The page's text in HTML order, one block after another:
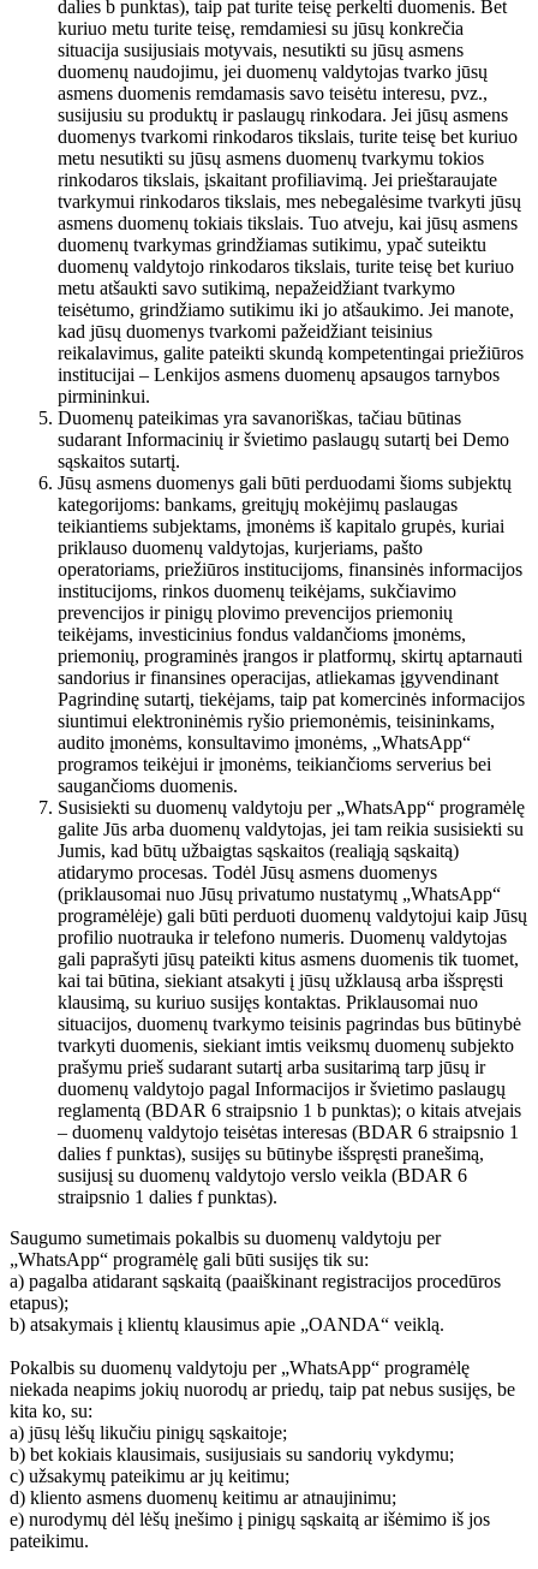
dalies b punktas), taip pat turite teisę perkelti duomenis. Bet
kuriuo metu turite teisę, remdamiesi su jūsų konkrečia
situacija susijusiais motyvais, nesutikti su jūsų asmens
duomenų naudojimu, jei duomenų valdytojas tvarko jūsų
asmens duomenis remdamasis savo teisėtu interesu, pvz.,
susijusiu su produktų ir paslaugų rinkodara. Jei jūsų asmens
duomenys tvarkomi rinkodaros tikslais, turite teisę bet kuriuo
metu nesutikti su jūsų asmens duomenų tvarkymu tokios
rinkodaros tikslais, įskaitant profiliavimą. Jei prieštaraujate
tvarkymui rinkodaros tikslais, mes nebegalėsime tvarkyti jūsų
asmens duomenų tokiais tikslais. Tuo atveju, kai jūsų asmens
duomenų tvarkymas grindžiamas sutikimu, ypač suteiktu
duomenų valdytojo rinkodaros tikslais, turite teisę bet kuriuo
metu atšaukti savo sutikimą, nepažeidžiant tvarkymo
teisėtumo, grindžiamo sutikimu iki jo atšaukimo. Jei manote,
kad jūsų duomenys tvarkomi pažeidžiant teisinius
reikalavimus, galite pateikti skundą kompetentingai priežiūros
institucijai – Lenkijos asmens duomenų apsaugos tarnybos
pirmininkui.
Duomenų pateikimas yra savanoriškas, tačiau būtinas
sudarant Informacinių ir švietimo paslaugų sutartį bei Demo
sąskaitos sutartį.
Jūsų asmens duomenys gali būti perduodami šioms subjektų
kategorijoms: bankams, greitųjų mokėjimų paslaugas
teikiantiems subjektams, įmonėms iš kapitalo grupės, kuriai
priklauso duomenų valdytojas, kurjeriams, pašto
operatoriams, priežiūros institucijoms, finansinės informacijos
institucijoms, rinkos duomenų teikėjams, sukčiavimo
prevencijos ir pinigų plovimo prevencijos priemonių
teikėjams, investicinius fondus valdančioms įmonėms,
priemonių, programinės įrangos ir platformų, skirtų aptarnauti
sandorius ir finansines operacijas, atliekamas įgyvendinant
Pagrindinę sutartį, tiekėjams, taip pat komercinės informacijos
siuntimui elektroninėmis ryšio priemonėmis, teisininkams,
audito įmonėms, konsultavimo įmonėms, „WhatsApp“
programos teikėjui ir įmonėms, teikiančioms serverius bei
saugančioms duomenis.
Susisiekti su duomenų valdytoju per „WhatsApp“ programėlę
galite Jūs arba duomenų valdytojas, jei tam reikia susisiekti su
Jumis, kad būtų užbaigtas sąskaitos (realiąją sąskaitą)
atidarymo procesas. Todėl Jūsų asmens duomenys
(priklausomai nuo Jūsų privatumo nustatymų „WhatsApp“
programėlėje) gali būti perduoti duomenų valdytojui kaip Jūsų
profilio nuotrauka ir telefono numeris. Duomenų valdytojas
gali paprašyti jūsų pateikti kitus asmens duomenis tik tuomet,
kai tai būtina, siekiant atsakyti į jūsų užklausą arba išspręsti
klausimą, su kuriuo susijęs kontaktas. Priklausomai nuo
situacijos, duomenų tvarkymo teisinis pagrindas bus būtinybė
tvarkyti duomenis, siekiant imtis veiksmų duomenų subjekto
prašymu prieš sudarant sutartį arba susitarimą tarp jūsų ir
duomenų valdytojo pagal Informacijos ir švietimo paslaugų
reglamentą (BDAR 6 straipsnio 1 b punktas); o kitais atvejais
– duomenų valdytojo teisėtas interesas (BDAR 6 straipsnio 1
dalies f punktas), susijęs su būtinybe išspręsti pranešimą,
susijusį su duomenų valdytojo verslo veikla (BDAR 6
straipsnio 1 dalies f punktas).
Saugumo sumetimais pokalbis su duomenų valdytoju per
„WhatsApp“ programėlę gali būti susijęs tik su:
a) pagalba atidarant sąskaitą (paaiškinant registracijos procedūros
etapus);
b) atsakymais į klientų klausimus apie „OANDA“ veiklą.
Pokalbis su duomenų valdytoju per „WhatsApp“ programėlę
niekada neapims jokių nuorodų ar priedų, taip pat nebus susijęs, be
kita ko, su:
a) jūsų lėšų likučiu pinigų sąskaitoje;
b) bet kokiais klausimais, susijusiais su sandorių vykdymu;
c) užsakymų pateikimu ar jų keitimu;
d) kliento asmens duomenų keitimu ar atnaujinimu;
e) nurodymų dėl lėšų įnešimo į pinigų sąskaitą ar išėmimo iš jos
pateikimu.